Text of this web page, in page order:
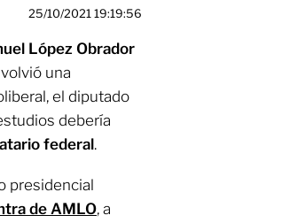
25/10/2021 19:19:56
López Obrador
una
el diputado
debería
federal.
presidencial
de AMLO, a